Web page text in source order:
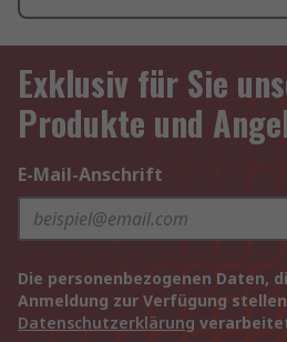
Exklusiv für Sie
Produkte und
E-Mail-Anschrift
Die personenbezogenen Daten,
Anmeldung zur Verfügung
Datenschutzerklärung